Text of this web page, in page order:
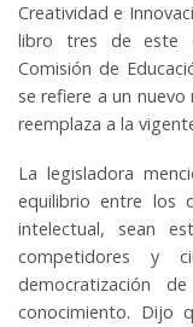
Creatividad e
libro tres de este
Comisión de
se refiere a un
reemplaza a la
La legisladora
equilibrio entre los
intelectual, sean
competidores y
democratización
conocimiento. Dijo